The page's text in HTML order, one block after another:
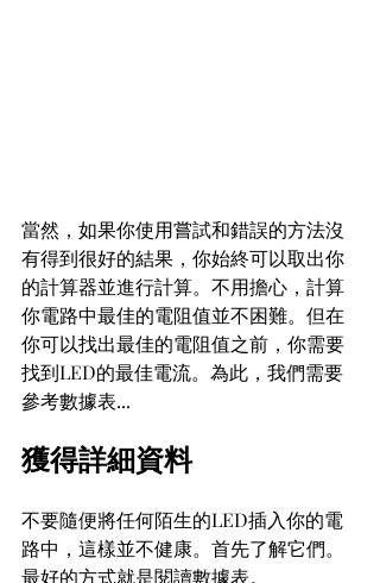
當然，如果你使用嘗試和錯誤的方法沒
有得到很好的結果，你始終可以取出你
的計算器並進行計算。不用擔心，計算
你電路中最佳的電阻值並不困難。但在
你可以找出最佳的電阻值之前，你需要
找到LED的最佳電流。為此，我們需要
參考數據表...
獲得詳細資料
不要隨便將任何陌生的LED插入你的電
路中，這樣並不健康。首先了解它們。
最好的方式就是閱讀數據表。